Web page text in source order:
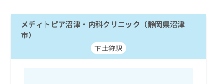
メディトピア沼津・内科クリニック（静岡県沼津
市）
下土狩駅